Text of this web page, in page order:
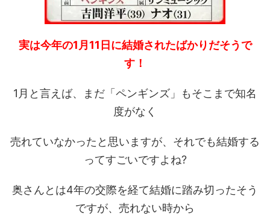
実は今年の1月11日に結婚されたばかりだそうで
す！
1月と言えば、まだ「ペンギンズ」もそこまで知名
度がなく
売れていなかったと思いますが、それでも結婚する
ってすごいですよね?
奥さんとは4年の交際を経て結婚に踏み切ったそう
ですが、売れない時から